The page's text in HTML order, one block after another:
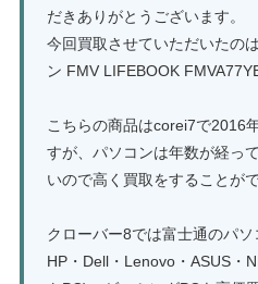
だきありがとうございます。
今回買取させていただいたの
ン FMV LIFEBOOK
こちらの商品はcorei7で2016
すが、パソコンは年数が経っ
いので高く買取をすることが
クローバー8では富士通のパソ
HP・Dell・Lenovo・ASUS・